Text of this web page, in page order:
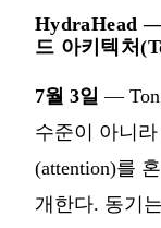
HydraHead
드 아키텍처
7월 3일 —
수준이 아니
(attention)를
개한다. 동기